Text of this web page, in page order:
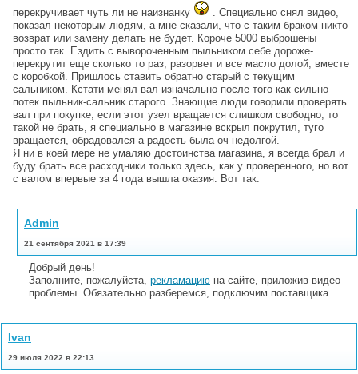
перекручивает чуть ли не наизнанку
. Специально снял видео,
показал некоторым людям, а мне сказали, что с таким браком никто
возврат или замену делать не будет. Короче 5000 выброшены
просто так. Ездить с вывороченным пыльником себе дороже-
перекрутит еще сколько то раз, разорвет и все масло долой, вместе
с коробкой. Пришлось ставить обратно старый с текущим
сальником. Кстати менял вал изначально после того как сильно
потек пыльник-сальник старого. Знающие люди говорили проверять
вал при покупке, если этот узел вращается слишком свободно, то
такой не брать, я специально в магазине вскрыл покрутил, туго
вращается, обрадовался-а радость была оч недолгой.
Я ни в коей мере не умаляю достоинства магазина, я всегда брал и
буду брать все расходники только здесь, как у проверенного, но вот
с валом впервые за 4 года вышла оказия. Вот так.
Admin
21 сентября 2021 в 17:39
Добрый день!
Заполните, пожалуйста, рекламацию на сайте, приложив видео
проблемы. Обязательно разберемся, подключим поставщика.
Ivan
29 июля 2022 в 22:13